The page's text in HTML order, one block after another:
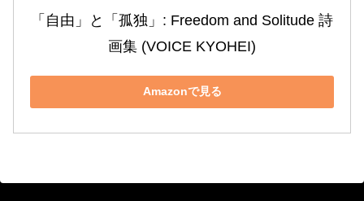
「自由」と「孤独」: Freedom and Solitude 詩
画集 (VOICE KYOHEI)
Amazonで見る